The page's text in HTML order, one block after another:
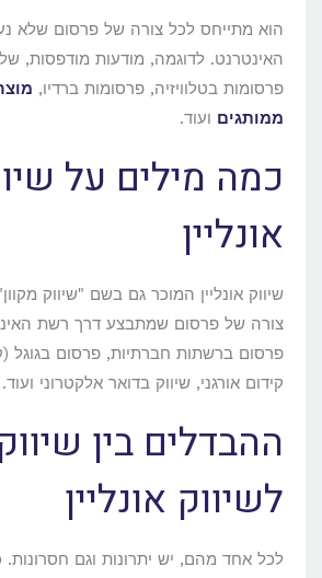
הוא מתייחס לכל צורה של פרסום שלא
האינטרנט. לדוגמה, מודעות מודפסות,
פרסומות בטלוויזיה, פרסומות ברדיו,
ממותגים ועוד.
כמה מילים על
אונליין
שיווק אונליין המוכר גם בשם "שיווק
צורה של פרסום שמתבצע דרך רשת
פרסום ברשתות חברתיות, פרסום בגוגל
קידום אורגני, שיווק בדואר אלקטרוני ועוד.
ההבדלים בין
לשיווק אונליין
לכל אחד מהם, יש יתרונות וגם